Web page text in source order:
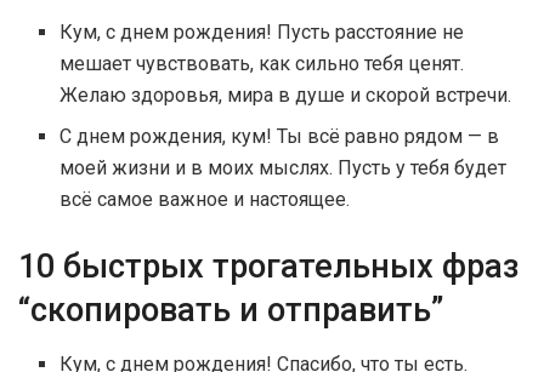
Кум, с днем рождения! Пусть расстояние не
мешает чувствовать, как сильно тебя ценят.
Желаю здоровья, мира в душе и скорой встречи.
С днем рождения, кум! Ты всё равно рядом — в
моей жизни и в моих мыслях. Пусть у тебя будет
всё самое важное и настоящее.
10 быстрых трогательных фраз
“скопировать и отправить”
Кум, с днем рождения! Спасибо, что ты есть.